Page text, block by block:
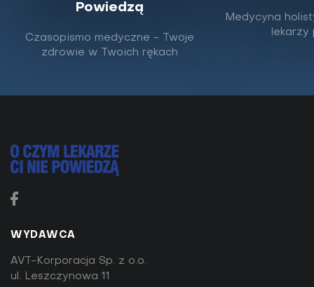
SUPLEMENTY DIETY
Powiedzą
Czasopismo medyczne - Twoje
zdrowie w Twoich rękach
Medycyna
lekarzy
WYDAWCA
AVT-Korporacja Sp. z o.o.
ul. Leszczynowa 11